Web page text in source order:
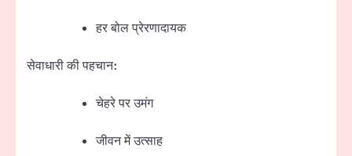
हर बोल प्रेरणादायक
सेवाधारी की पहचान:
चेहरे पर उमंग
जीवन में उत्साह